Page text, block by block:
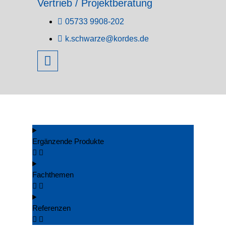
Vertrieb / Projektberatung
05733 9908-202
k.schwarze@kordes.de
Ergänzende Produkte
Fachthemen
Referenzen